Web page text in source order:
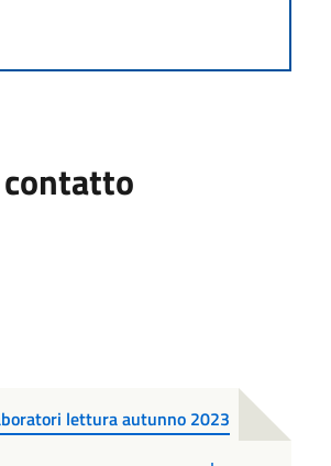
lettura autunno 2023